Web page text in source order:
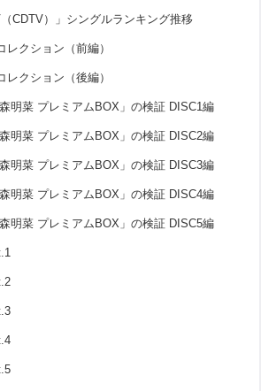
CDTV）」シングルランキング推移
レクション（前編）
レクション（後編）
明菜 プレミアムBOX」の検証 DISC1編
明菜 プレミアムBOX」の検証 DISC2編
明菜 プレミアムBOX」の検証 DISC3編
明菜 プレミアムBOX」の検証 DISC4編
明菜 プレミアムBOX」の検証 DISC5編